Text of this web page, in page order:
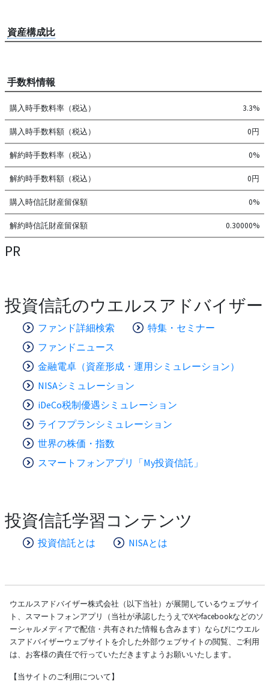
資産構成比
手数料情報
購入時手数料率（税込） 3.3%
購入時手数料額（税込） 0円
解約時手数料率（税込） 0%
解約時手数料額（税込） 0円
購入時信託財産留保額 0%
解約時信託財産留保額 0.30000%
PR
投資信託のウエルスアドバイザー
ファンド詳細検索
特集・セミナー
ファンドニュース
金融電卓（資産形成・運用シミュレーション）
NISAシミュレーション
iDeCo税制優遇シミュレーション
ライフプランシミュレーション
世界の株価・指数
スマートフォンアプリ「My投資信託」
投資信託学習コンテンツ
投資信託とは NISAとは
ウエルスアドバイザー株式会社（以下当社）が展開しているウェブサイ
ト、スマートフォンアプリ（当社が承認したうえでXやfacebookなどのソ
ーシャルメディアで配信・共有された情報も含みます）ならびにウエル
スアドバイザーウェブサイトを介した外部ウェブサイトの閲覧、ご利用
は、お客様の責任で行っていただきますようお願いいたします。
【当サイトのご利用について】